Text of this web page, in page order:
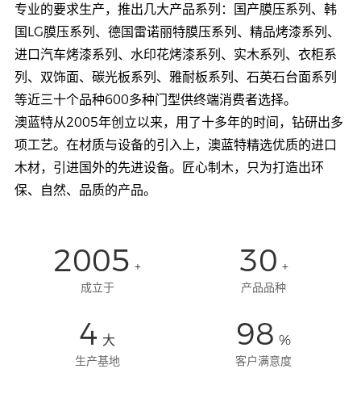
专业的要求生产，推出几大产品系列：国产膜压系列、韩
国LG膜压系列、德国雷诺丽特膜压系列、精品烤漆系列、
进口汽车烤漆系列、水印花烤漆系列、实木系列、衣柜系
列、双饰面、碳光板系列、雅耐板系列、石英石台面系列
等近三十个品种600多种门型供终端消费者选择。
澳蓝特从2005年创立以来，用了十多年的时间，钻研出多
项工艺。在材质与设备的引入上，澳蓝特精选优质的进口
木材，引进国外的先进设备。匠心制木，只为打造出环
保、自然、品质的产品。
2005 +
成立于
30 +
产品品种
4 大
生产基地
98 %
客户满意度